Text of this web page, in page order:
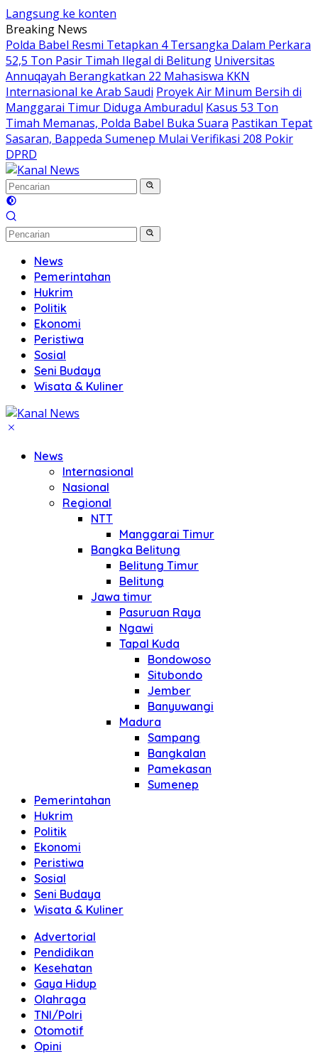
Langsung ke konten
Breaking News
Polda Babel Resmi Tetapkan 4 Tersangka Dalam Perkara
52,5 Ton Pasir Timah Ilegal di Belitung Universitas
Annuqayah Berangkatkan 22 Mahasiswa KKN
Internasional ke Arab Saudi Proyek Air Minum Bersih di
Manggarai Timur Diduga Amburadul Kasus 53 Ton
Timah Memanas, Polda Babel Buka Suara Pastikan Tepat
Sasaran, Bappeda Sumenep Mulai Verifikasi 208 Pokir
DPRD
News
Pemerintahan
Hukrim
Politik
Ekonomi
Peristiwa
Sosial
Seni Budaya
Wisata & Kuliner
News
Internasional
Nasional
Regional
NTT
Manggarai Timur
Bangka Belitung
Belitung Timur
Belitung
Jawa timur
Pasuruan Raya
Ngawi
Tapal Kuda
Bondowoso
Situbondo
Jember
Banyuwangi
Madura
Sampang
Bangkalan
Pamekasan
Sumenep
Pemerintahan
Hukrim
Politik
Ekonomi
Peristiwa
Sosial
Seni Budaya
Wisata & Kuliner
Advertorial
Pendidikan
Kesehatan
Gaya Hidup
Olahraga
TNI/Polri
Otomotif
Opini